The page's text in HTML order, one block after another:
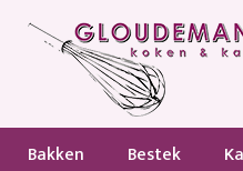
Bakken Bestek